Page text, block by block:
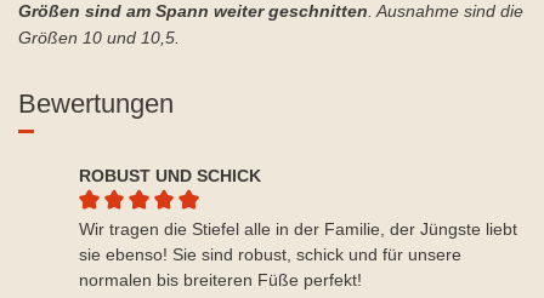
Größen sind am Spann weiter geschnitten . Ausnahme sind die
Größen 10 und 10,5.
Bewertungen
ROBUST UND SCHICK
Durchschnittliche Bewertung von 5 von 5 Sternen
Wir tragen die Stiefel alle in der Familie, der Jüngste liebt
sie ebenso! Sie sind robust, schick und für unsere
normalen bis breiteren Füße perfekt!